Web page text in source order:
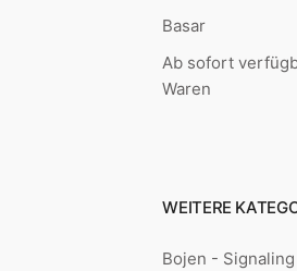
Basar
Ab sofort
Waren
WEITERE
Bojen -